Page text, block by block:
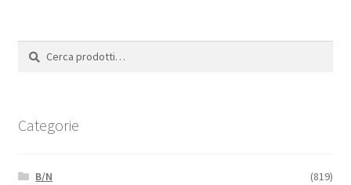
Cerca:
Cerca
Categorie
B/N
(819)